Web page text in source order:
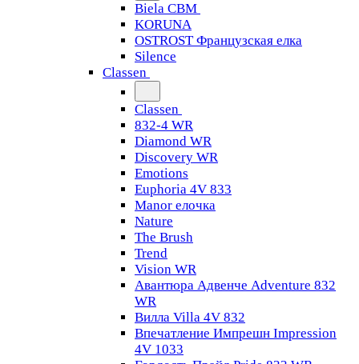
Biela CBM
KORUNA
OSTROST Французская елка
Silence
Classen
Classen
832-4 WR
Diamond WR
Discovery WR
Emotions
Euphoria 4V 833
Manor елочка
Nature
The Brush
Trend
Vision WR
Авантюра Адвенче Adventure 832
WR
Вилла Villa 4V 832
Впечатление Импрешн Impression
4V 1033